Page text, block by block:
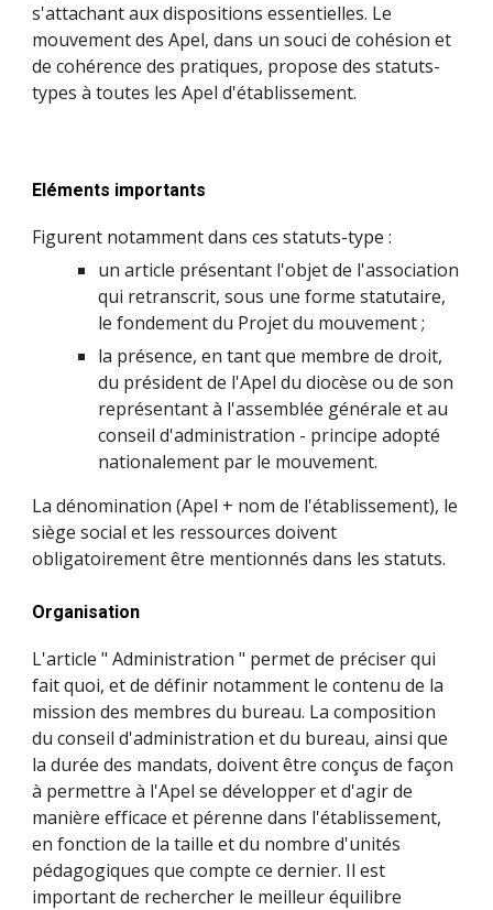
s'attachant aux dispositions essentielles. Le
mouvement des Apel, dans un souci de cohésion et
de cohérence des pratiques, propose des statuts-
types à toutes les Apel d'établissement.
Eléments importants
Figurent notamment dans ces statuts-type :
un article présentant l'objet de l'association
qui retranscrit, sous une forme statutaire,
le fondement du Projet du mouvement;
la présence, en tant que membre de droit,
du président de l'Apel du diocèse ou de son
représentant à l'assemblée générale et au
conseil d'administration - principe adopté
nationalement par le mouvement.
La dénomination (Apel + nom de l'établissement), le
siège social et les ressources doivent
obligatoirement être mentionnés dans les statuts.
Organisation
L'article " Administration " permet de préciser qui
fait quoi, et de définir notamment le contenu de la
mission des membres du bureau. La composition
duconseil d'administration et du bureau, ainsi que
la durée des mandats, doivent être conçus de façon
à permettre à l'Apel se développer et d'agir de
manière efficace et pérenne dans l'établissement,
en fonction de la taille et du nombre d'unités
pédagogiques que compte ce dernier. Il est
important de rechercher le meilleur équilibre